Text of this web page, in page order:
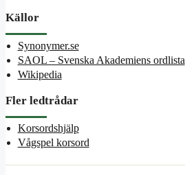
Källor
Synonymer.se
SAOL – Svenska Akademiens ordlista
Wikipedia
Fler ledtrådar
Korsordshjälp
Vågspel korsord